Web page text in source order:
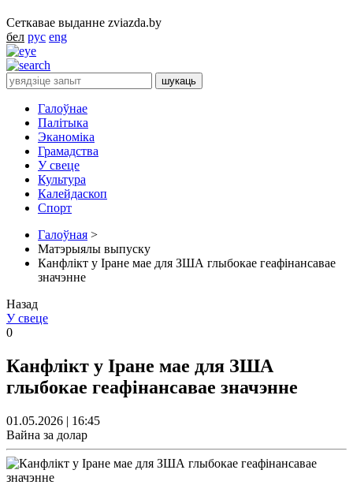
Сеткавае выданне zviazda.by
бел рус eng
Галоўнае
Палітыка
Эканоміка
Грамадства
У свеце
Культура
Калейдаскоп
Спорт
Галоўная >
Матэрыялы выпуску
Канфлікт у Іране мае для ЗША глыбокае геафінансавае
значэнне
Назад
У свеце
0
Канфлікт у Іране мае для ЗША
глыбокае геафінансавае значэнне
01.05.2026 | 16:45
Вайна за долар